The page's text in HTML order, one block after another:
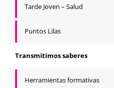
Tarde Joven – Salud
Puntos Lilas
Transmitimos saberes
Herramientas formativas